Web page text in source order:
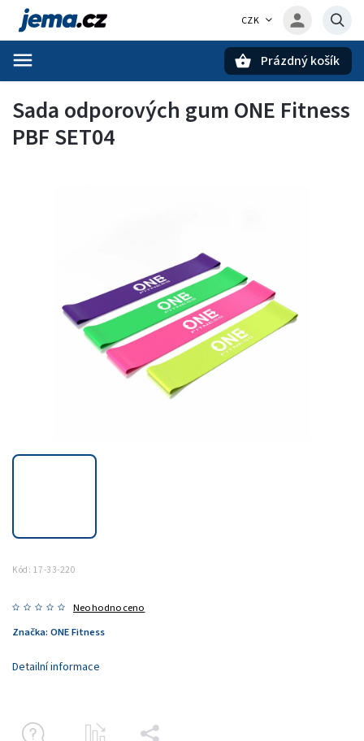
CZK
Prázdný košík
Sada odporových gum ONE Fitness
PBF SET04
Kód: 17-33-220
Neohodnoceno
Značka: ONE Fitness
Detailní informace